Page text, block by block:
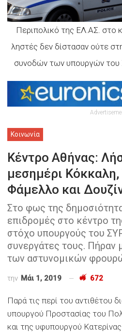
Περιπολικό της ΕΛ.ΑΣ. στο
ληστές δεν δίστασαν ούτε
συνοδών των υπουργών του
Κοινωνία
Κέντρο Αθήνας:
μεσημέρι Κόκκαλη,
Φάμελλο και
Στο φως της
επιδρομές στο κέντρο
στόχο υπουργούς του
συνεργάτες τους. Πήραν
των αστυνομικών
την Μάι 1, 2019 672
Παρά τις περί του αντιθέτου
υπουργού Προστασίας του
και της υφυπουργού